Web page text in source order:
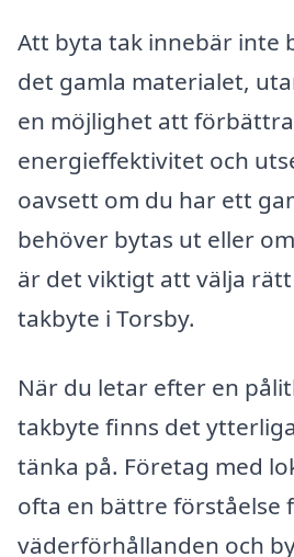
Att byta tak innebär inte
det gamla materialet,
en möjlighet att
energieffektivitet och
oavsett om du har ett
behöver bytas ut eller
är det viktigt att välja
takbyte i Torsby.
När du letar efter en
takbyte finns det
tänka på. Företag med
ofta en bättre förståelse
väderförhållanden och